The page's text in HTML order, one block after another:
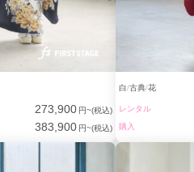
273,900 円~(税込)
383,900 円~(税込)
白 古典 花
レンタル
購入